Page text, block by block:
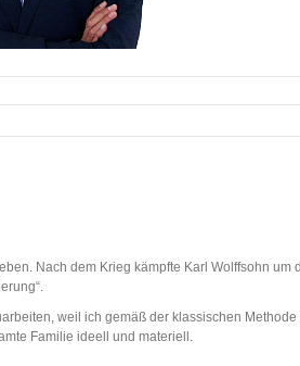
Nach dem Krieg kämpfte Karl Wolffsohn um
weil ich gemäß der klassischen
Familie ideell und materiell.